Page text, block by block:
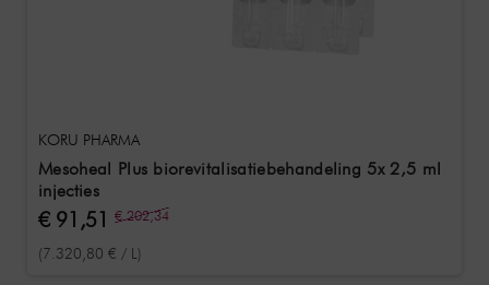
KORU PHARMA
Mesoheal Plus biorevitalisatiebehandeling 5x 2,5 ml
injecties
€ 91,51 € 202,34
(7.320,80 € / L)